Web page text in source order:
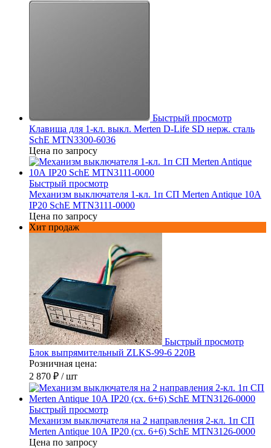
Быстрый просмотр
Клавиша для 1-кл. выкл. Merten D-Life SD нерж. сталь
SchE MTN3300-6036
Цена по запросу
Быстрый просмотр
Механизм выключателя 1-кл. 1п СП Merten Antique 10А
IP20 SchE MTN3111-0000
Цена по запросу
Хит продаж
Быстрый просмотр
Блок выпрямительный ZLKS-99-6 220В
Розничная цена:
2 870 ₽ / шт
Быстрый просмотр
Механизм выключателя на 2 направления 2-кл. 1п СП
Merten Antique 10А IP20 (сх. 6+6) SchE MTN3126-0000
Цена по запросу